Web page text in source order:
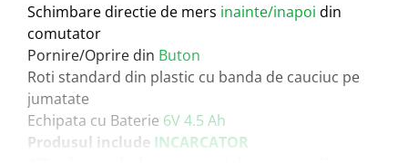
Schimbare directie de mers inainte/inapoi din
comutator
Pornire/Oprire din Buton
Roti standard din plastic cu banda de cauciuc pe
jumatate
Echipata cu Baterie 6V 4.5 Ah
Produsul include INCARCATOR